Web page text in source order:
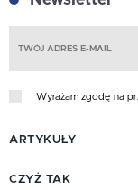
Wyrażam zgodę na
ARTYKUŁY
CZYŻ TAK